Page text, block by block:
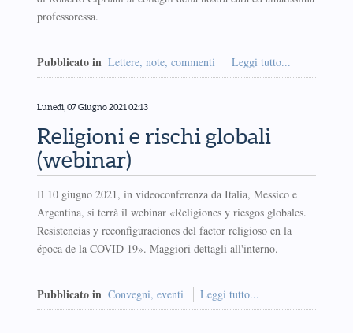
professoressa.
Pubblicato in Lettere, note, commenti Leggi tutto...
Lunedì, 07 Giugno 2021 02:13
Religioni e rischi globali
(webinar)
Il 10 giugno 2021, in videoconferenza da Italia, Messico e
Argentina, si terrà il webinar «Religiones y riesgos globales.
Resistencias y reconfiguraciones del factor religioso en la
época de la COVID 19». Maggiori dettagli all'interno.
Pubblicato in Convegni, eventi Leggi tutto...